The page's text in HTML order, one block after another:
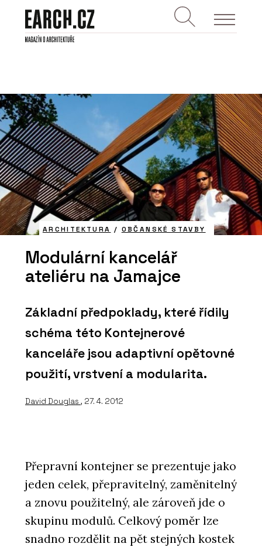
ARCHITEKTURA / OBČANSKÉ STAVBY
Modulární kancelář
ateliéru na Jamajce
Základní předpoklady, které řídily
schéma této Kontejnerové
kanceláře jsou adaptivní opětovné
použití, vrstvení a modularita.
David Douglas , 27. 4. 2012
Přepravní kontejner se prezentuje jako
jeden celek, přepravitelný, zaměnitelný
a znovu použitelný, ale zároveň jde o
skupinu modulů. Celkový poměr lze
snadno rozdělit na pět stejných kostek